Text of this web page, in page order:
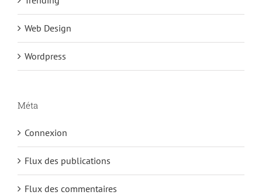
Web Design
Wordpress
Méta
Connexion
Flux des publications
Flux des commentaires